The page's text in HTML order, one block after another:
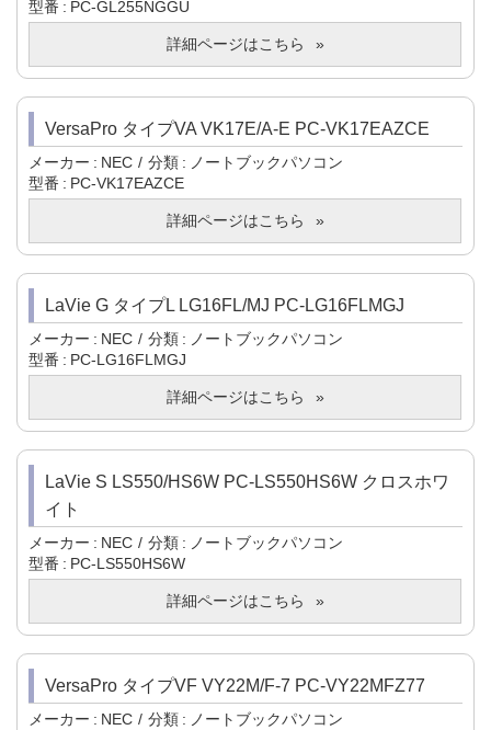
型番
PC-GL255NGGU
詳細ページはこちら
VersaPro タイプVA VK17E/A-E PC-VK17EAZCE
メーカー NEC 分類
ノートブックパソコン
型番
PC-VK17EAZCE
詳細ページはこちら
LaVie G タイプL LG16FL/MJ PC-LG16FLMGJ
メーカー NEC 分類
ノートブックパソコン
型番
PC-LG16FLMGJ
詳細ページはこちら
LaVie S LS550/HS6W PC-LS550HS6W クロスホワ
イト
メーカー NEC 分類
ノートブックパソコン
型番
PC-LS550HS6W
詳細ページはこちら
VersaPro タイプVF VY22M/F-7 PC-VY22MFZ77
メーカー NEC 分類
ノートブックパソコン